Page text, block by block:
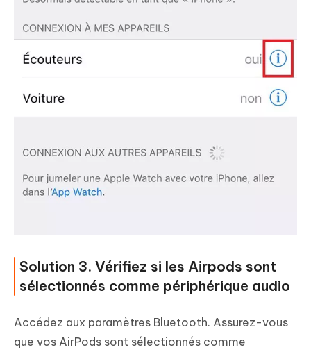
Solution 3. Vérifiez si les Airpods sont
sélectionnés comme périphérique audio
Accédez aux paramètres Bluetooth. Assurez-vous
que vos AirPods sont sélectionnés comme